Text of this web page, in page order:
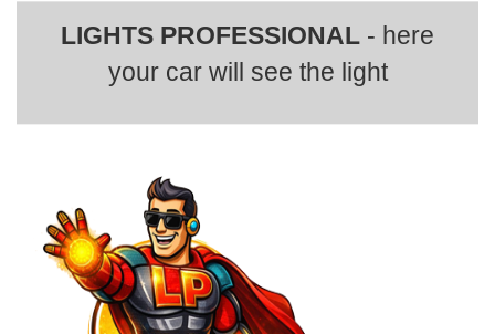
LIGHTS PROFESSIONAL - here
your car will see the light